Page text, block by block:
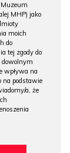
MHP) jako
moich
do
tej zgody do
dowolnym
wpływa na
na podstawie
a, że